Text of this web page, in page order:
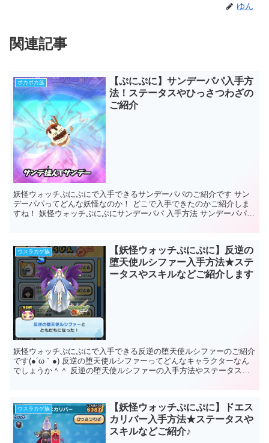
ゆん
関連記事
ポカポカ族
【ぷにぷに】サンデーパパ入手方
法！ステータスやひっさつわざの
ご紹介
妖怪ウォッチぷにぷにで入手できるサンデーパパのご紹介です サン
デーパパってどんな妖怪なのか！ どこで入手できたのかご紹介しま
すね！ 妖怪ウォッチぷにぷにサンデーパパ 入手方法 サンデーパパは
ウスラカゲ族
【妖怪ウォッチぷにぷに】反逆の
堕天使ルシファー入手方法★ステ
ータスやスキルなどご紹介します
妖怪ウォッチぷにぷにで入手できる反逆の堕天使ルシファーのご紹介
です(●´ω｀●) 反逆の堕天使ルシファーってどんなキャラクターなん
でしょうか＾＾ 反逆の堕天使ルシファーの入手方法やステータス、
ウスラカゲ族
【妖怪ウォッチぷにぷに】ドエス
カリバー入手方法★ステータスや
スキルなどご紹介♪